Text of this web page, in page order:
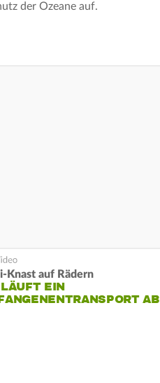
der Ozeane auf.
Knast auf Rädern
EIN
AB